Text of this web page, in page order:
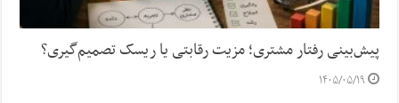
پیش‌بینی رفتار مشتری؛ مزیت رقابتی یا ریسک تصمیم‌گیری؟
۱۴۰۵/۰۵/۱۹